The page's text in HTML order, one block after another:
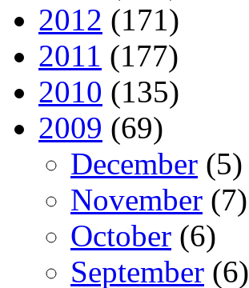
2012 (171)
2011 (177)
2010 (135)
2009 (69)
December (5)
November (7)
October (6)
September (6)